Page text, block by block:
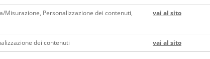
Personalizzazione dei contenuti,
vai al sito
dei contenuti vai al sito